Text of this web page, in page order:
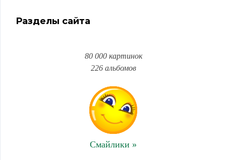
Разделы сайта
80 000 картинок
226 альбомов
Смайлики »